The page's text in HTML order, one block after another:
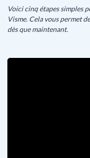
Voici cinq étapes simples
Visme. Cela vous permet
dès que maintenant.